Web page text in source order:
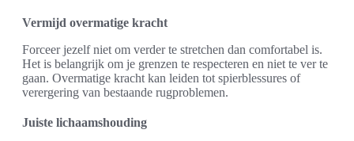
Vermijd overmatige kracht
Forceer jezelf niet om verder te stretchen dan comfortabel is.
Het is belangrijk om je grenzen te respecteren en niet te ver te
gaan. Overmatige kracht kan leiden tot spierblessures of
verergering van bestaande rugproblemen.
Juiste lichaamshouding